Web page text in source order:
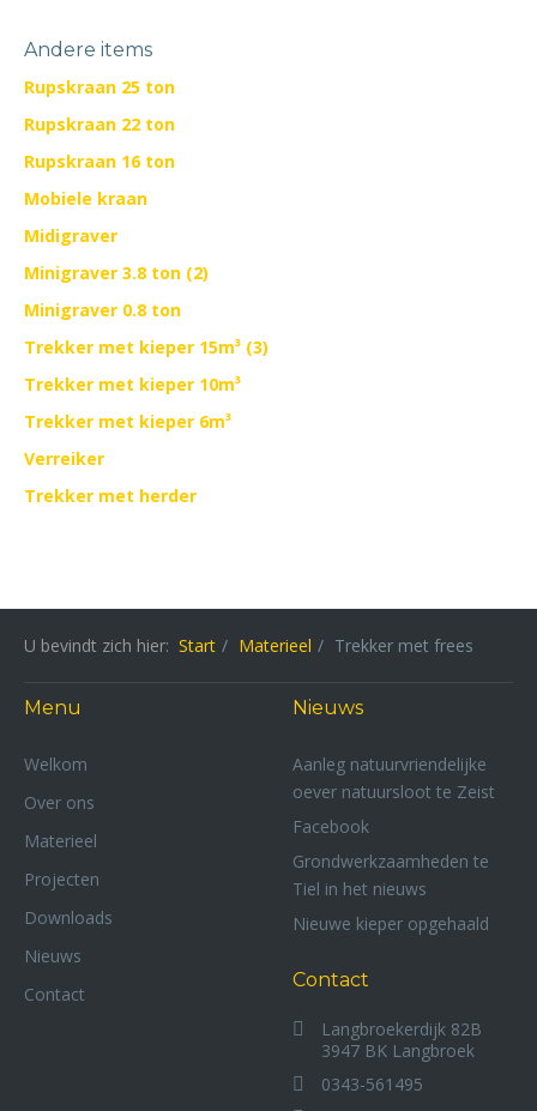
Andere items
Rupskraan 25 ton
Rupskraan 22 ton
Rupskraan 16 ton
Mobiele kraan
Midigraver
Minigraver 3.8 ton (2)
Minigraver 0.8 ton
Trekker met kieper 15m³ (3)
Trekker met kieper 10m³
Trekker met kieper 6m³
Verreiker
Trekker met herder
U bevindt zich hier: Start Materieel Trekker met frees
Menu
Welkom
Over ons
Materieel
Projecten
Downloads
Nieuws
Contact
Nieuws
Aanleg natuurvriendelijke
oever natuursloot te Zeist
Facebook
Grondwerkzaamheden te
Tiel in het nieuws
Nieuwe kieper opgehaald
Contact
Langbroekerdijk 82B
3947 BK Langbroek
0343-561495